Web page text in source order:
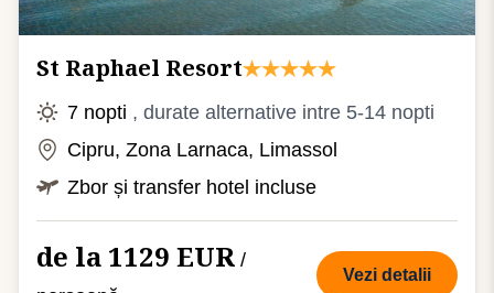
St Raphael Resort
7 nopti , durate alternative intre 5-14 nopti
Cipru, Zona Larnaca, Limassol
Zbor și transfer hotel incluse
de la 1129 EUR /
Vezi detalii